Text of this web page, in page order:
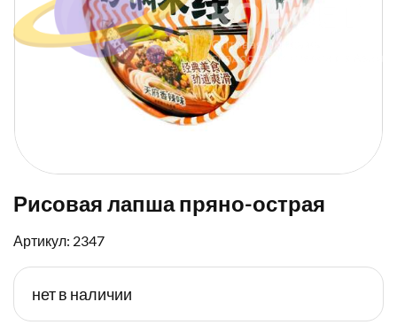
Рисовая лапша пряно-острая
Артикул: 2347
нет в наличии